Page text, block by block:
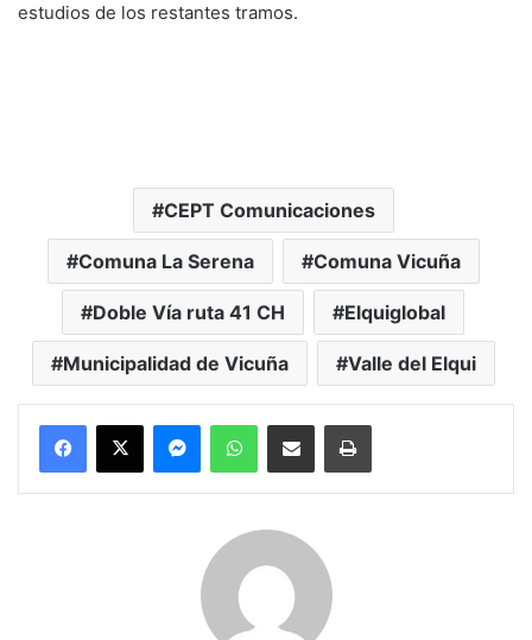
estudios de los restantes tramos.
CEPT Comunicaciones
Comuna La Serena Comuna Vicuña
Doble Vía ruta 41 CH Elquiglobal
Municipalidad de Vicuña Valle del Elqui